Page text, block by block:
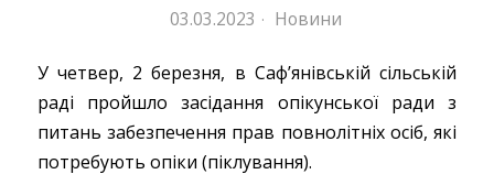
03.03.2023 · Новини
У четвер, 2 березня, в Саф’янівській сільській
раді пройшло засідання опікунської ради з
питань забезпечення прав повнолітніх осіб, які
потребують опіки (піклування).